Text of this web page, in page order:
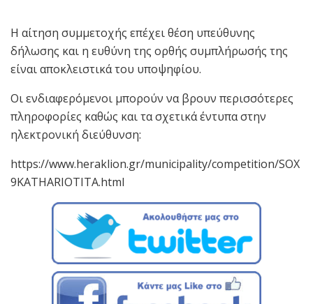
Η αίτηση συμμετοχής επέχει θέση υπεύθυνης
δήλωσης και η ευθύνη της ορθής συμπλήρωσής της
είναι αποκλειστικά του υποψηφίου.
Οι ενδιαφερόμενοι μπορούν να βρουν περισσότερες
πληροφορίες καθώς και τα σχετικά έντυπα στην
ηλεκτρονική διεύθυνση:
https://www.heraklion.gr/municipality/competition/SOX
9KATHARIOTITA.html